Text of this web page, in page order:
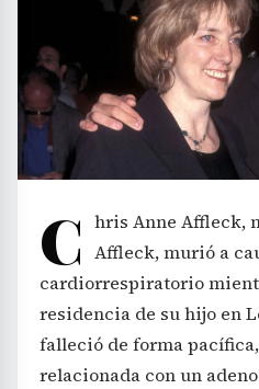
C hris Anne Affleck,
Affleck, murió a
cardiorrespiratorio
residencia de su hijo en
falleció de forma
relacionada con un